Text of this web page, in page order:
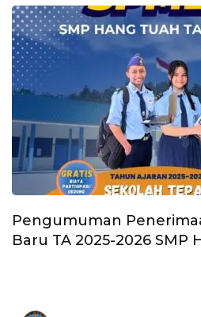
Pengumuman
Baru TA 2025-2026 SMP